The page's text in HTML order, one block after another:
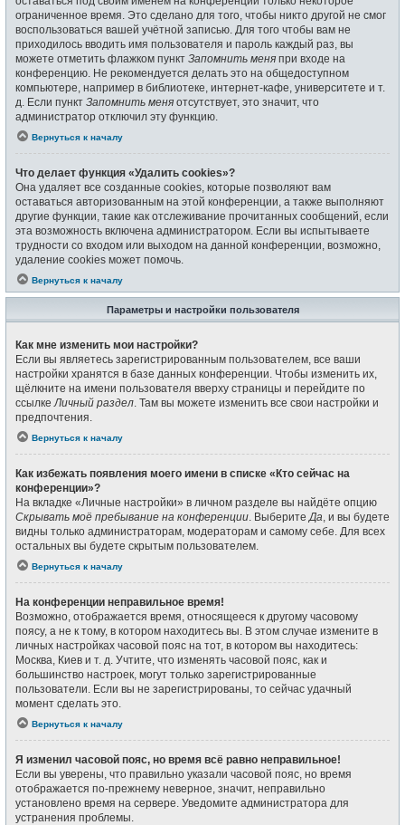
ограниченное время. Это сделано для того, чтобы никто другой не смог
воспользоваться вашей учётной записью. Для того чтобы вам не
приходилось вводить имя пользователя и пароль каждый раз, вы
можете отметить флажком пункт Запомнить меня при входе на
конференцию. Не рекомендуется делать это на общедоступном
компьютере, например в библиотеке, интернет-кафе, университете и т.
д. Если пункт Запомнить меня отсутствует, это значит, что
администратор отключил эту функцию.
Вернуться к началу
Что делает функция «Удалить cookies»?
Она удаляет все созданные cookies, которые позволяют вам
оставаться авторизованным на этой конференции, а также выполняют
другие функции, такие как отслеживание прочитанных сообщений, если
эта возможность включена администратором. Если вы испытываете
трудности со входом или выходом на данной конференции, возможно,
удаление cookies может помочь.
Вернуться к началу
Параметры и настройки пользователя
Как мне изменить мои настройки?
Если вы являетесь зарегистрированным пользователем, все ваши
настройки хранятся в базе данных конференции. Чтобы изменить их,
щёлкните на имени пользователя вверху страницы и перейдите по
ссылкеЛичный раздел. Там вы можете изменить все свои настройки и
предпочтения.
Вернуться к началу
Как избежать появления моего имени в списке «Кто сейчас на
конференции»?
На вкладке «Личные настройки» в личном разделе вы найдёте опцию
Скрывать моё пребывание на конференции. ВыберитеДа, и вы будете
видны только администраторам, модераторам и самому себе. Для всех
остальных вы будете скрытым пользователем.
Вернуться к началу
На конференции неправильное время!
Возможно, отображается время, относящееся к другому часовому
поясу, а не к тому, в котором находитесь вы. В этом случае измените в
личных настройках часовой пояс на тот, в котором вы находитесь:
Москва, Киев и т. д. Учтите, что изменять часовой пояс, как и
большинство настроек, могут только зарегистрированные
пользователи. Если вы не зарегистрированы, то сейчас удачный
момент сделать это.
Вернуться к началу
Я изменил часовой пояс, но время всё равно неправильное!
Если вы уверены, что правильно указали часовой пояс, но время
отображается по-прежнему неверное, значит, неправильно
установлено время на сервере. Уведомите администратора для
устранения проблемы.